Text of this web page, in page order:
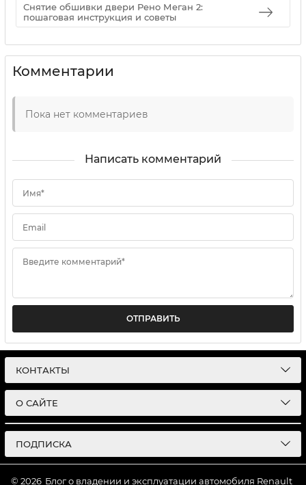
Снятие обшивки двери Рено Меган 2:
пошаговая инструкция и советы
Комментарии
Пока нет комментариев
Написать комментарий
Имя*
Email
Введите комментарий*
ОТПРАВИТЬ
КОНТАКТЫ
О САЙТЕ
ПОДПИСКА
© 2026 Блог о владении и эксплуатации автомобиля Renault